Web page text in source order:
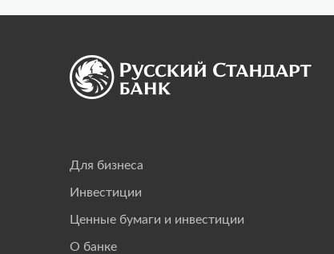
Для бизнеса
Инвестиции
Ценные бумаги и инвестиции
О банке